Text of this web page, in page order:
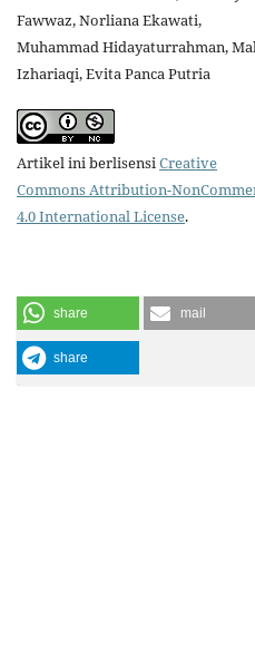
Fawwaz, Norliana Ekawati,
Muhammad Hidayaturrahman,
Izhariaqi, Evita Panca Putria
Artikel ini berlisensi Creative
Commons Attribution-
4.0 International License.
share mail
share